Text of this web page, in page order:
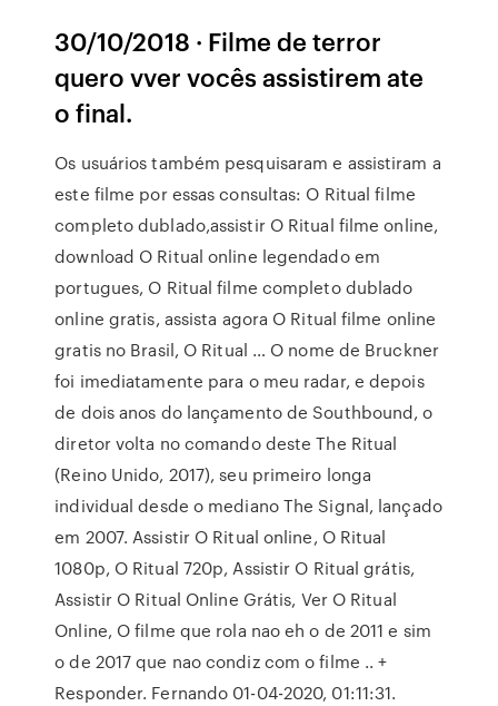
30/10/2018 · Filme de terror
quero vver vocês assistirem ate
o final.
Os usuários também pesquisaram e assistiram a
este filme por essas consultas: O Ritual filme
completo dublado,assistir O Ritual filme online,
download O Ritual online legendado em
portugues, O Ritual filme completo dublado
online gratis, assista agora O Ritual filme online
gratis no Brasil, O Ritual … O nome de Bruckner
foi imediatamente para o meu radar, e depois
de dois anos do lançamento de Southbound, o
diretor volta no comando deste The Ritual
(Reino Unido, 2017), seu primeiro longa
individual desde o mediano The Signal, lançado
em 2007. Assistir O Ritual online, O Ritual
1080p, O Ritual 720p, Assistir O Ritual grátis,
Assistir O Ritual Online Grátis, Ver O Ritual
Online, O filme que rola nao eh o de 2011 e sim
o de 2017 que nao condiz com o filme .. +
Responder. Fernando 01-04-2020, 01:11:31.